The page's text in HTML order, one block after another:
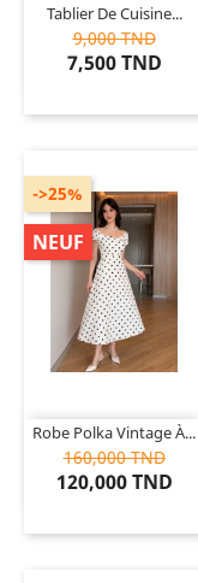
Tablier De Cuisine...
9,000 TND
7,500 TND
Robe Polka Vintage À...
160,000 TND
120,000 TND
->25%
NEUF